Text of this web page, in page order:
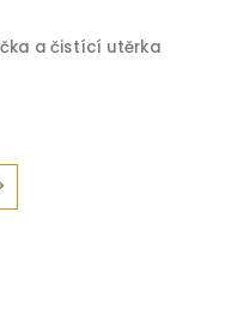
a čistící utěrka